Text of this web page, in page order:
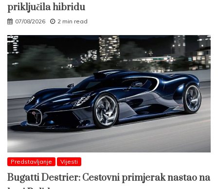
priključila hibridu
07/08/2026 2 min read
Predstavljanje Vijesti
Bugatti Destrier: Cestovni primjerak nastao na